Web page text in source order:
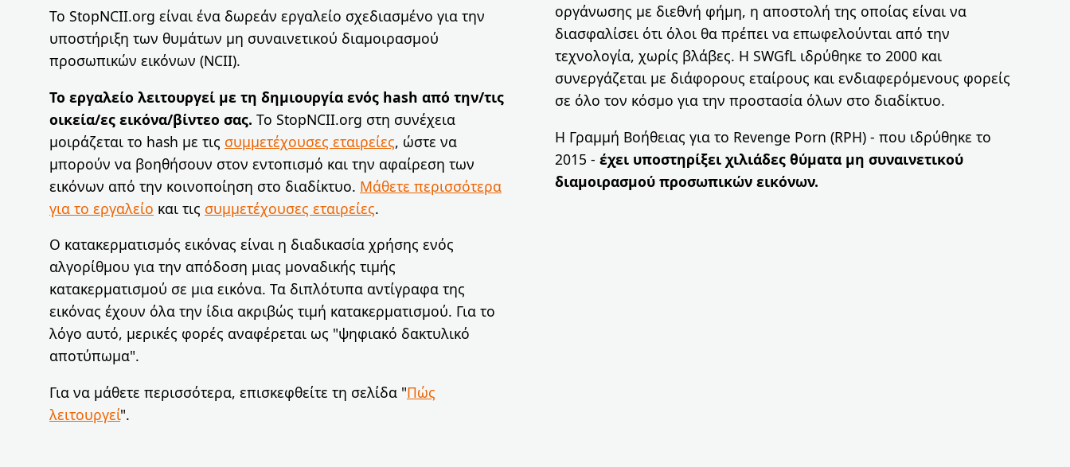
Το StopNCII.org είναι ένα δωρεάν εργαλείο σχεδιασμένο για την
υποστήριξη των θυμάτων μη συναινετικού διαμοιρασμού
προσωπικών εικόνων (NCII).
Το εργαλείο λειτουργεί με τη δημιουργία ενός hash από την/τις
οικεία/ες εικόνα/βίντεο σας. Το StopNCII.org στη συνέχεια
μοιράζεται το hash με τις συμμετέχουσες εταιρείες, ώστε να
μπορούν να βοηθήσουν στον εντοπισμό και την αφαίρεση των
εικόνων από την κοινοποίηση στο διαδίκτυο. Μάθετε περισσότερα
για το εργαλείο και τις συμμετέχουσες εταιρείες.
O κατακερματισμός εικόνας είναι η διαδικασία χρήσης ενός
αλγορίθμου για την απόδοση μιας μοναδικής τιμής
κατακερματισμού σε μια εικόνα. Τα διπλότυπα αντίγραφα της
εικόνας έχουν όλα την ίδια ακριβώς τιμή κατακερματισμού. Για το
λόγο αυτό, μερικές φορές αναφέρεται ως "ψηφιακό δακτυλικό
αποτύπωμα".
Για να μάθετε περισσότερα, επισκεφθείτε τη σελίδα "Πώς
λειτουργεί".
οργάνωσης με διεθνή φήμη, η αποστολή της οποίας είναι να
διασφαλίσει ότι όλοι θα πρέπει να επωφελούνται από την
τεχνολογία, χωρίς βλάβες. Η SWGfL ιδρύθηκε το 2000 και
συνεργάζεται με διάφορους εταίρους και ενδιαφερόμενους φορείς
σε όλο τον κόσμο για την προστασία όλων στο διαδίκτυο.
Η Γραμμή Βοήθειας για το Revenge Porn (RPH) - που ιδρύθηκε το
2015 - έχει υποστηρίξει χιλιάδες θύματα μη συναινετικού
διαμοιρασμού προσωπικών εικόνων.